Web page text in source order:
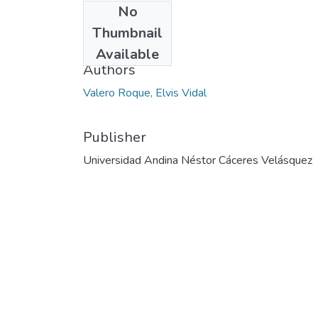
No
Thumbnail
Available
2024
Authors
Valero Roque, Elvis Vidal
Publisher
Universidad Andina Néstor Cáceres Velásquez